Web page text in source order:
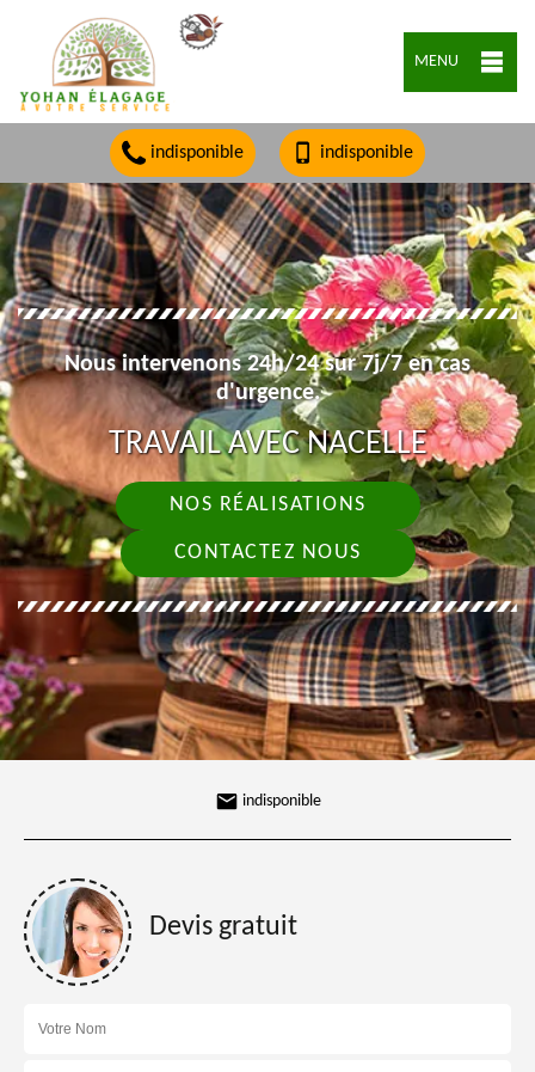
MENU
indisponible indisponible
Nous intervenons 24h/24 sur 7j/7 en cas
d'urgence.
TRAVAIL AVEC NACELLE
NOS RÉALISATIONS
CONTACTEZ NOUS
indisponible
Devis gratuit